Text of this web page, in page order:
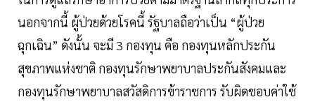
นอกจากนี้ ผู้ป่วยด้วยโรคนี้ รัฐบาลถือว่าเป็น “ผู้ป่วย
ฉุกเฉิน” ดังนั้น จะมี 3 กองทุน คือ กองทุนหลักประกัน
สุขภาพแห่งชาติ กองทุนรักษาพยาบาลประกันสังคมและ
กองทุนรักษาพยาบาลสวัสดิการข้าราชการ รับผิดชอบค่าใช้